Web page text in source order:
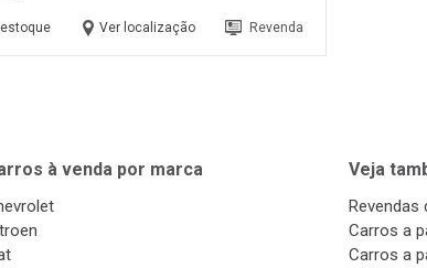
Ver localização Revenda
à venda por marca Veja
Revendas
Carros a
Carros a